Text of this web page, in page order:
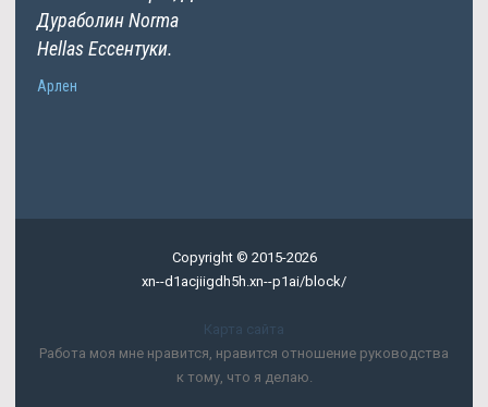
Дураболин Norma
Hellas Ессентуки.
Арлен
Copyright © 2015-2026
xn--d1acjiigdh5h.xn--p1ai/block/
Карта сайта
Работа моя мне нравится, нравится отношение руководства
к тому, что я делаю.